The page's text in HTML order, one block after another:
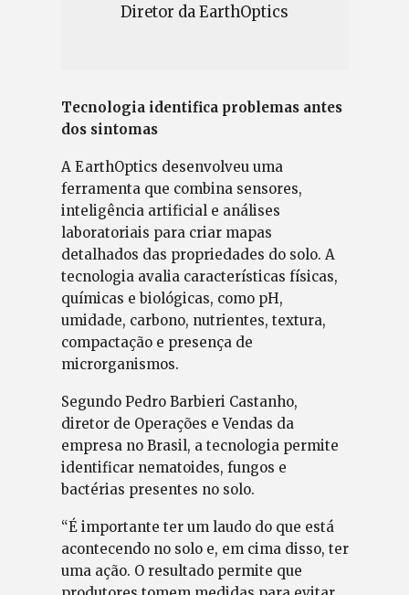
Diretor da EarthOptics
Tecnologia identifica problemas antes
dos sintomas
A EarthOptics desenvolveu uma
ferramenta que combina sensores,
inteligência artificial e análises
laboratoriais para criar mapas
detalhados das propriedades do solo. A
tecnologia avalia características físicas,
químicas e biológicas, como pH,
umidade, carbono, nutrientes, textura,
compactação e presença de
microrganismos.
Segundo Pedro Barbieri Castanho,
diretor de Operações e Vendas da
empresa no Brasil, a tecnologia permite
identificar nematoides, fungos e
bactérias presentes no solo.
“É importante ter um laudo do que está
acontecendo no solo e, em cima disso, ter
uma ação. O resultado permite que